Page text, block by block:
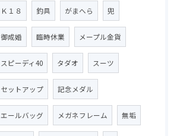
Ｋ１８ 釣具 がまへら 兜
御成婚 臨時休業 メープル金貨
スピーディ40 タダオ スーツ
セットアップ 記念メダル
エールバッグ メガネフレーム 無垢